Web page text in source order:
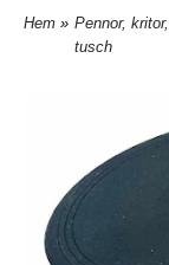
Hem » Pennor, kritor,
tusch